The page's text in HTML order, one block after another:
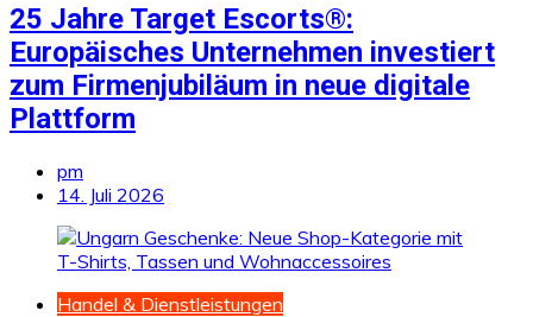
25 Jahre Target Escorts®:
Europäisches Unternehmen investiert
zum Firmenjubiläum in neue digitale
Plattform
pm
14. Juli 2026
Handel & Dienstleistungen